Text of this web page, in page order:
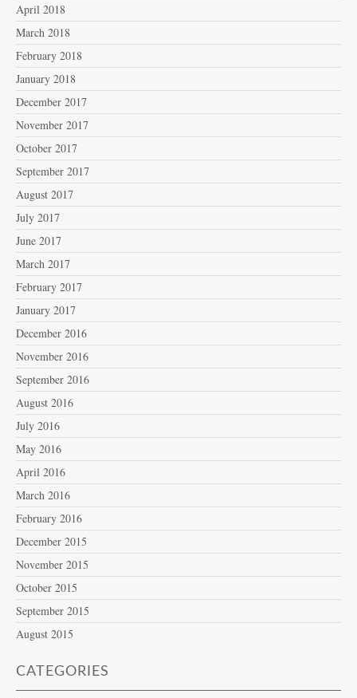
April 2018
March 2018
February 2018
January 2018
December 2017
November 2017
October 2017
September 2017
August 2017
July 2017
June 2017
March 2017
February 2017
January 2017
December 2016
November 2016
September 2016
August 2016
July 2016
May 2016
April 2016
March 2016
February 2016
December 2015
November 2015
October 2015
September 2015
August 2015
CATEGORIES